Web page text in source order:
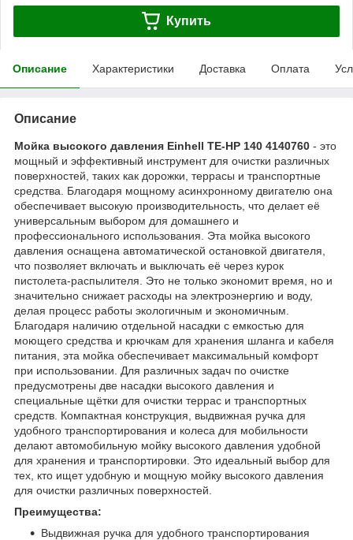
Купить
Описание Характеристики Доставка Оплата
Описание
Мойка высокого давления Einhell TE-HP 140 4140760 - это
мощный и эффективный инструмент для очистки различных
поверхностей, таких как дорожки, террасы и транспортные
средства. Благодаря мощному асинхронному двигателю она
обеспечивает высокую производительность, что делает её
универсальным выбором для домашнего и
профессионального использования. Эта мойка высокого
давления оснащена автоматической остановкой двигателя,
что позволяет включать и выключать её через курок
пистолета-распылителя. Это не только экономит время, но и
значительно снижает расходы на электроэнергию и воду,
делая процесс работы экологичным и экономичным.
Благодаря наличию отдельной насадки с емкостью для
моющего средства и крючкам для хранения шланга и кабеля
питания, эта мойка обеспечивает максимальный комфорт
при использовании. Для различных задач по очистке
предусмотрены две насадки высокого давления и
специальные щётки для очистки террас и транспортных
средств. Компактная конструкция, выдвижная ручка для
удобного транспортирования и колеса для мобильности
делают автомобильную мойку высокого давления удобной
для хранения и транспортировки. Это идеальный выбор для
тех, кто ищет удобную и мощную мойку высокого давления
для очистки различных поверхностей.
Преимущества:
Выдвижная ручка для удобного транспортирования